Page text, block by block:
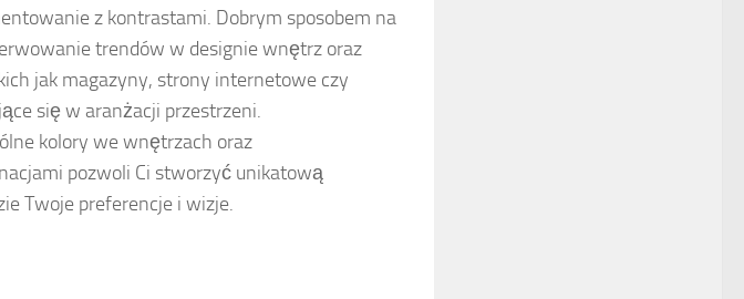
z kontrastami. Dobrym sposobem na
trendów w designie wnętrz oraz
jak magazyny, strony internetowe czy
się w aranżacji przestrzeni.
kolory we wnętrzach oraz
pozwoli Ci stworzyć unikatową
Twoje preferencje i wizje.